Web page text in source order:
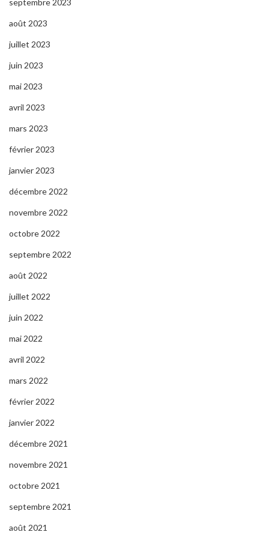
septembre 2023
août 2023
juillet 2023
juin 2023
mai 2023
avril 2023
mars 2023
février 2023
janvier 2023
décembre 2022
novembre 2022
octobre 2022
septembre 2022
août 2022
juillet 2022
juin 2022
mai 2022
avril 2022
mars 2022
février 2022
janvier 2022
décembre 2021
novembre 2021
octobre 2021
septembre 2021
août 2021